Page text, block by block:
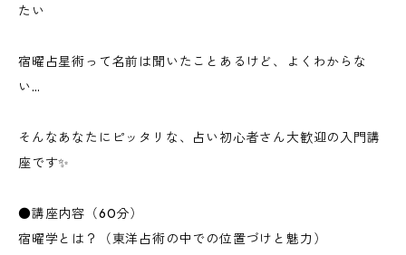
たい
宿曜占星術って名前は聞いたことあるけど、よくわからな
い…
そんなあなたにピッタリな、占い初心者さん大歓迎の入門講
座です✨
●講座内容（60分）
宿曜学とは？（東洋占術の中での位置づけと魅力）